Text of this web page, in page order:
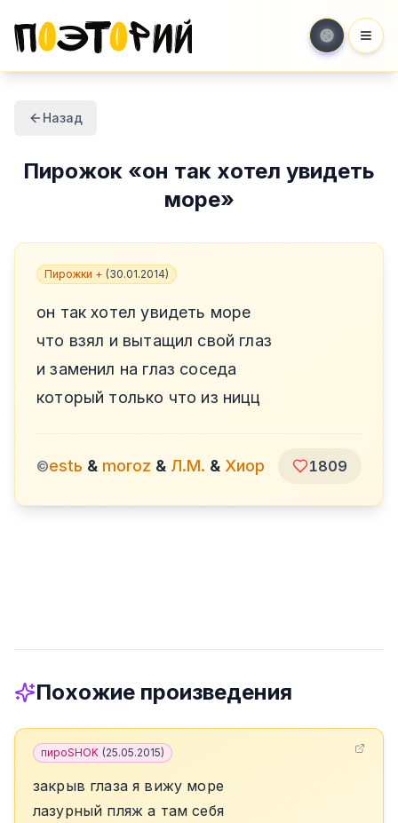
Назад
Пирожок «он так хотел увидеть
море»
Пирожки + (30.01.2014)
он так хотел увидеть море
что взял и вытащил свой глаз
и заменил на глаз соседа
который только что из ницц
©estь & moroz & Л.М. & Хиор 1809
Похожие произведения
пироSHOK (25.05.2015)
закрыв глаза я вижу море
лазурный пляж а там себя